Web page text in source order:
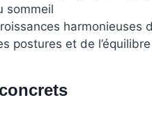
sommeil
harmonieuses
postures et de